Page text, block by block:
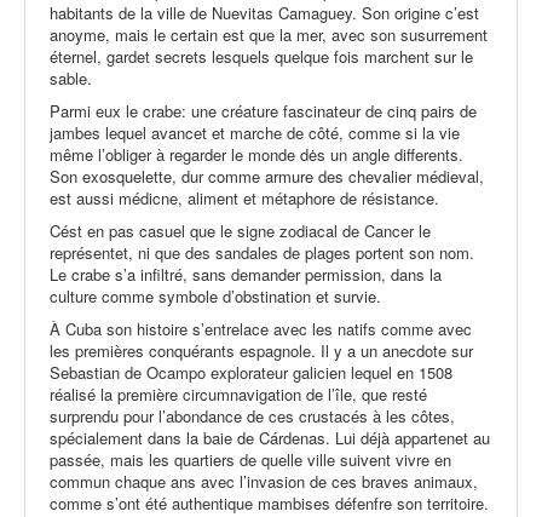
habitants de la ville de Nuevitas Camaguey. Son origine c’est
anoyme, mais le certain est que la mer, avec son susurrement
éternel, gardet secrets lesquels quelque fois marchent sur le
sable.
Parmi eux le crabe: une créature fascinateur de cinq pairs de
jambes lequel avancet et marche de côté, comme si la vie
même l’obliger à regarder le monde dės un angle differents.
Son exosquelette, dur comme armure des chevalier médieval,
est aussi médicne, aliment et métaphore de résistance.
Cést en pas casuel que le signe zodiacal de Cancer le
représentet, ni que des sandales de plages portent son nom.
Le crabe s’a infiltré, sans demander permission, dans la
culture comme symbole d’obstination et survie.
À Cuba son histoire s’entrelace avec les natifs comme avec
les premières conquérants espagnole. Il y a un anecdote sur
Sebastian de Ocampo explorateur galicien lequel en 1508
réalisé la première circumnavigation de l’île, que resté
surprendu pour l’abondance de ces crustacés à les côtes,
spécialement dans la baie de Cárdenas. Lui déjà appartenet au
passée, mais les quartiers de quelle ville suivent vivre en
commun chaque ans avec l’invasion de ces braves animaux,
comme s’ont été authentique mambises défenfre son territoire.